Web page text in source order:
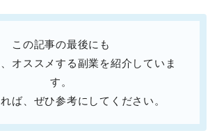
この記事の最後にも
オススメする副業を紹介していま
す。
ば、ぜひ参考にしてください。